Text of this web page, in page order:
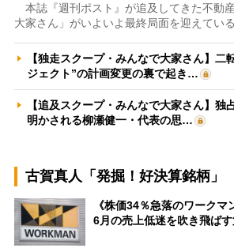
本誌『週刊ポスト』が追及してきた不動
大家さん」がいよいよ最終局面を迎えてい
【独走スクープ・みんなで大家さん】二
ジェクト”の計画変更の裏で起き…
【追及スクープ・みんなで大家さん】独
明かされる柳瀬健一・代表の思…
古賀真人「発掘！好決算銘柄」
《株価34％急落のワークマ
6月の売上低迷を吹き飛ば